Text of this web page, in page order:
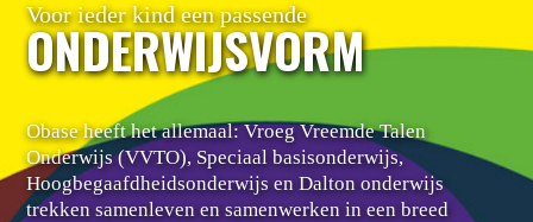
Voor ieder kind een passende
ONDERWIJSVORM
Obase heeft het allemaal: Vroeg Vreemde Talen
Onderwijs (VVTO), Speciaal basisonderwijs,
Hoogbegaafdheidsonderwijs en Dalton onderwijs
trekken samenleven en samenwerken in een breed